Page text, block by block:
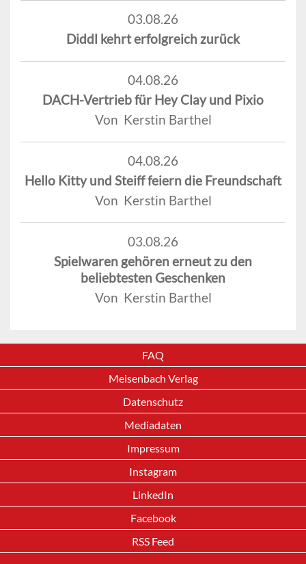
03.08.26
Diddl kehrt erfolgreich zurück
04.08.26
DACH-Vertrieb für Hey Clay und Pixio
Von Kerstin Barthel
04.08.26
Hello Kitty und Steiff feiern die Freundschaft
Von Kerstin Barthel
03.08.26
Spielwaren gehören erneut zu den
beliebtesten Geschenken
Von Kerstin Barthel
FAQ
Meisenbach Verlag
Datenschutz
Mediadaten
Impressum
Instagram
LinkedIn
Facebook
RSS Feed